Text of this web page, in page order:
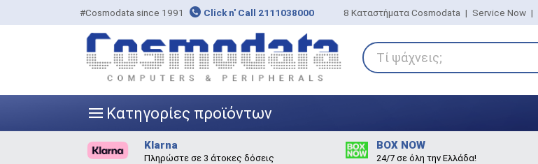
#Cosmodata since 1991 Click n' Call 2111038000 8 Καταστήματα Cosmodata | Service Now |
Τί ψάχνεις;
||| Κατηγορίες προϊόντων
Klarna
Πληρώστε σε 3 άτοκες δόσεις
BOX NOW
24/7 σε όλη την Ελλάδα!